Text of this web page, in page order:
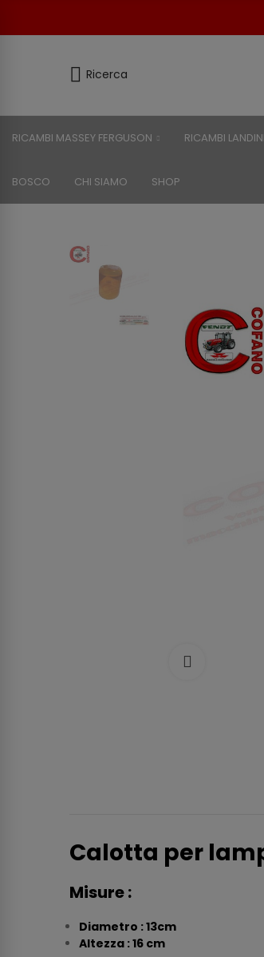
Ricerca
RICAMBI MASSEY FERGUSON RICAMBI LANDINI
BOSCO CHI SIAMO SHOP
Calotta per
Misure :
Diametro : 13cm
Altezza : 16 cm